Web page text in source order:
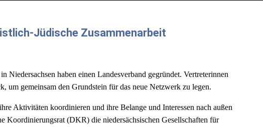
Jüdische Zusammenarbeit
haben einen Landesverband gegründet. Vertreterinnen
um gemeinsam den Grundstein für das neue Netzwerk zu legen.
Aktivitäten koordinieren und ihre Belange und Interessen nach außen
Koordinierungsrat (DKR) die niedersächsischen Gesellschaften für